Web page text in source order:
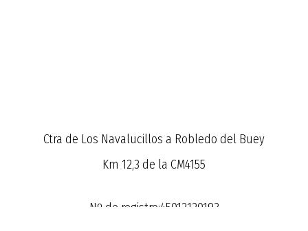
Ctra de Los Navalucillos a Robledo del Buey
Km 12,3 de la CM4155
Nº de registro:45012120193